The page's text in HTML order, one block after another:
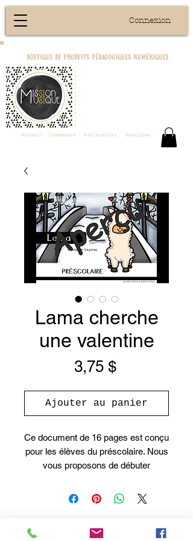
Connexion
boutique de produits pédagogiques numériques
Accueil Commandes Partenaires Boutique
Lama cherche
une valentine
3,75 $Prix
Ajouter au panier
Ce document de 16 pages est conçu
pour les élèves du préscolaire. Nous
vous proposons de débuter
le loup cherche son amoureuse.
incluant les rythmes de noires, de